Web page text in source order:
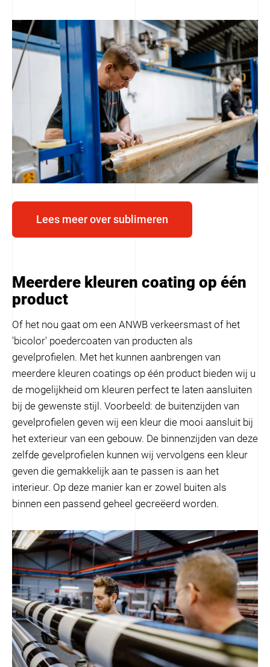
Lees meer over sublimeren
Meerdere kleuren coating op één
product
Of het nou gaat om een ANWB verkeersmast of het
'bicolor' poedercoaten van producten als
gevelprofielen. Met het kunnen aanbrengen van
meerdere kleuren coatings op één product bieden wij u
de mogelijkheid om kleuren perfect te laten aansluiten
bij de gewenste stijl. Voorbeeld: de buitenzijden van
gevelprofielen geven wij een kleur die mooi aansluit bij
het exterieur van een gebouw. De binnenzijden van deze
zelfde gevelprofielen kunnen wij vervolgens een kleur
geven die gemakkelijk aan te passen is aan het
interieur. Op deze manier kan er zowel buiten als
binnen een passend geheel gecreëerd worden.